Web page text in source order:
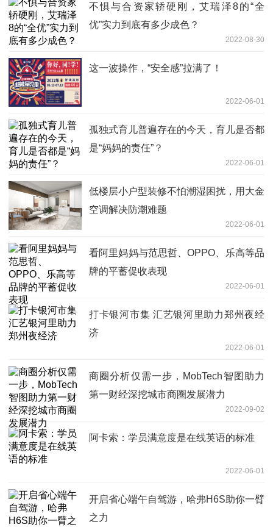
不惧与合资家轿硬刚，艾瑞泽8的“全
优”实力到底有多少成色？
2022-08-30
这一波操作，“安全感”拉满了！
2022-06-01
孤独式育儿普遍存在的今天，育儿是否都
是“妈妈的责任”？
2022-06-01
低楼层小户型装修不怕潮湿困扰，用大金
空调解决防潮难题
2022-06-01
看阿里妈妈与范思哲、OPPO、乐高等品
牌的平蓄促收表现
2022-06-01
打卡银河市集 汇艺银河里助力郑州夜经
济
2022-06-01
商圈分析仅需一步，MobTech智图助力
第一财经深挖城市商圈发展潜力
2022-09-02
阿卡索：学员满意度是在线英语的标准
2022-06-01
开启省心端午自驾游，哈弗H6S助你一臂
之力